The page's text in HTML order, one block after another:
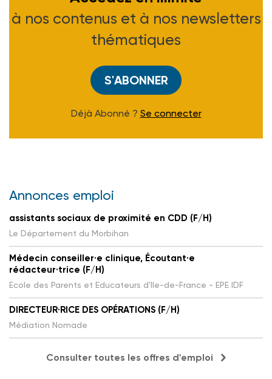
à nos contenus et à nos newsletters
thématiques
S'ABONNER
Déjà Abonné ? Se connecter
Annonces emploi
assistants sociaux de proximité en CDD (F/H)
Le Département du Morbihan
Médecin conseiller·e clinique, Écoutant·e
rédacteur·trice (F/H)
Ecole des Parents et Educateurs d'Ile-de-France - EPE IDF
DIRECTEUR·RICE DES OPÉRATIONS (F/H)
Médiation Nomade
Consulter toutes les offres d'emploi